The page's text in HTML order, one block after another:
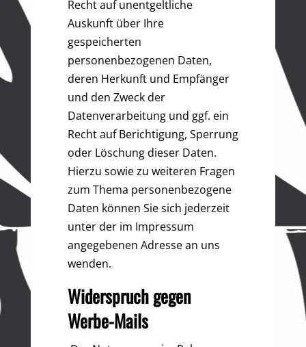
Recht auf unentgeltliche
Auskunft über Ihre
gespeicherten
personenbezogenen Daten,
deren Herkunft und Empfänger
und den Zweck der
Datenverarbeitung und ggf. ein
Recht auf Berichtigung, Sperrung
oder Löschung dieser Daten.
Hierzu sowie zu weiteren Fragen
zum Thema personenbezogene
Daten können Sie sich jederzeit
unter der im Impressum
angegebenen Adresse an uns
wenden.
Widerspruch gegen
Werbe-Mails